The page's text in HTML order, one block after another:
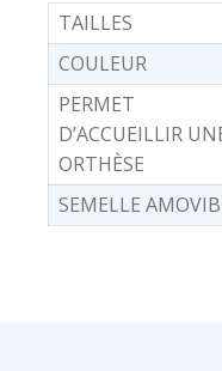
TAILLES
COULEUR
PERMET
D’ACCUEILLIR
ORTHÈSE
SEMELLE